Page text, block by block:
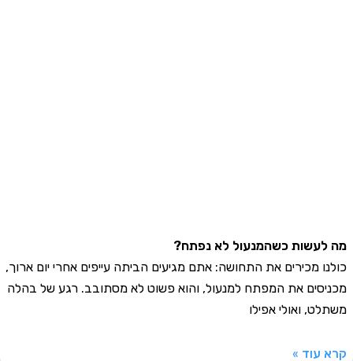
כשהמנעול לא נפתח?
מכירים את התחושה: אתם מגיעים הביתה עייפים אחרי יום ארוך,
את המפתח למנעול, והוא פשוט לא מסתובב. רגע של בהלה
ואולי אפילו
»